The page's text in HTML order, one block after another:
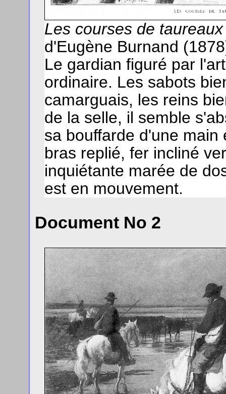
Les courses de
d'Eugène Burnand
Le gardian figuré par
ordinaire. Les sabots
camarguais, les reins
de la selle, il semble
sa bouffarde d'une
bras replié, fer incliné
inquiétante marée de
est en mouvement.
Document No 2